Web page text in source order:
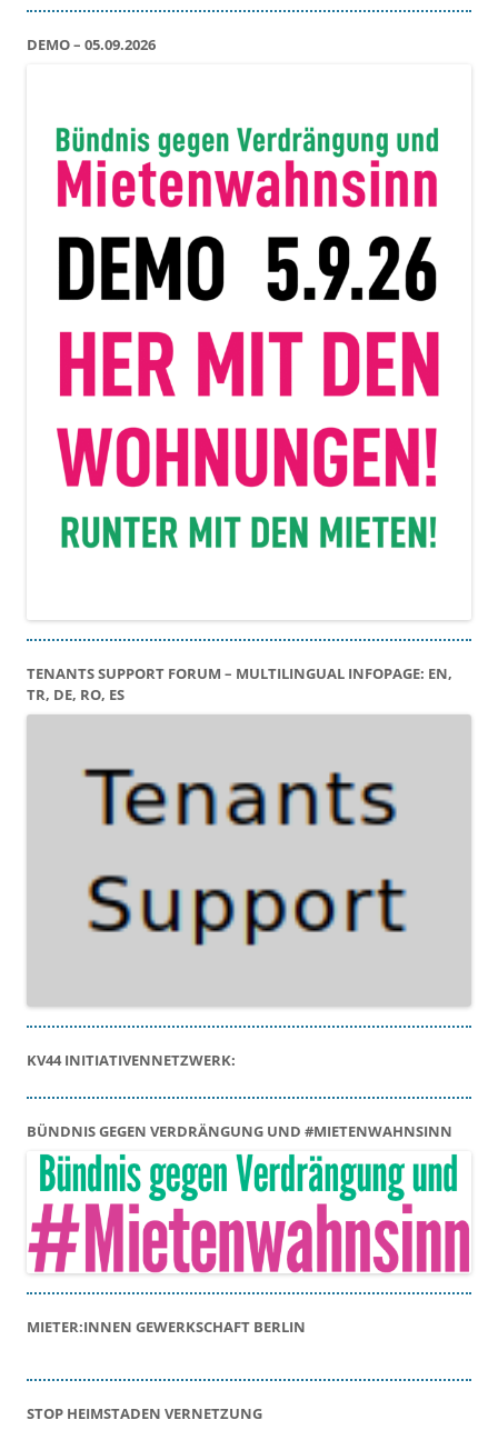
DEMO – 05.09.2026
TENANTS SUPPORT FORUM – MULTILINGUAL INFOPAGE: EN,
TR, DE, RO, ES
KV44 INITIATIVENNETZWERK:
BÜNDNIS GEGEN VERDRÄNGUNG UND #MIETENWAHNSINN
MIETER:INNEN GEWERKSCHAFT BERLIN
STOP HEIMSTADEN VERNETZUNG